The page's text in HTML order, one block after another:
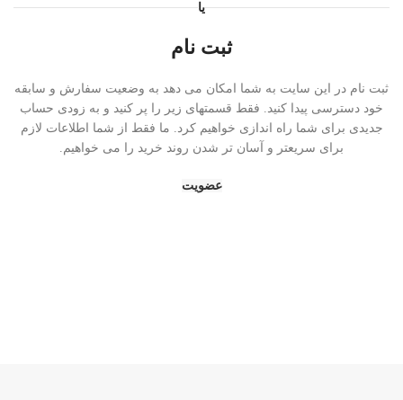
یا
ثبت نام
ثبت نام در این سایت به شما امکان می دهد به وضعیت سفارش و سابقه
خود دسترسی پیدا کنید. فقط قسمتهای زیر را پر کنید و به زودی حساب
جدیدی برای شما راه اندازی خواهیم کرد. ما فقط از شما اطلاعات لازم
برای سریعتر و آسان تر شدن روند خرید را می خواهیم.
عضویت